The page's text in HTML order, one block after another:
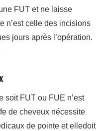
FUT et ne laisse
n’est celle des incisions
jours après l’opération.
soit FUT ou FUE n’est
de cheveux nécessite
de pointe et elledoit